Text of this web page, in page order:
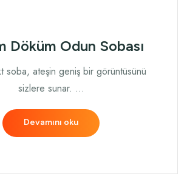
Döküm Odun Sobası
soba, ateşin geniş bir görüntüsünü
sizlere sunar. …
Devamını oku